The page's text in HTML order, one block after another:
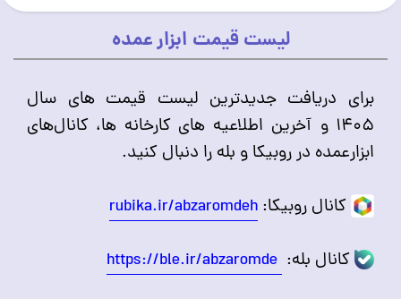
لیست قیمت ابزار عمده
برای دریافت جدیدترین لیست قیمت های سال
۱۴۰۵ و آخرین اطلاعیه های کارخانه ها، کانال‌های
ابزارعمده در روبیکا و بله را دنبال کنید.
کانال روبیکا: rubika.ir/abzaromdeh
کانال بله: